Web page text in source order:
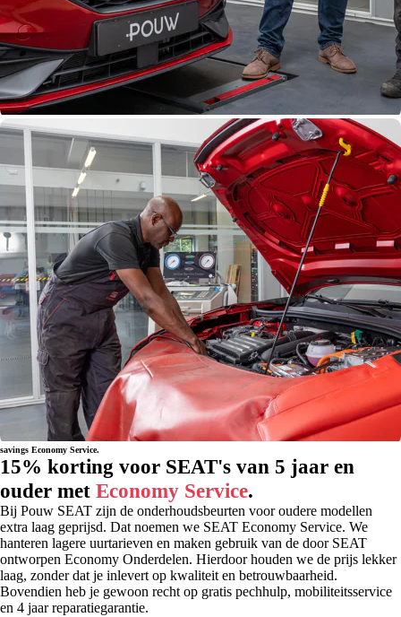
savings Economy Service.
15% korting voor SEAT's van 5 jaar en
ouder met Economy Service.
Bij Pouw SEAT zijn de onderhoudsbeurten voor oudere modellen
extra laag geprijsd. Dat noemen we SEAT Economy Service. We
hanteren lagere uurtarieven en maken gebruik van de door SEAT
ontworpen Economy Onderdelen. Hierdoor houden we de prijs lekker
laag, zonder dat je inlevert op kwaliteit en betrouwbaarheid.
Bovendien heb je gewoon recht op gratis pechhulp, mobiliteitsservice
en 4 jaar reparatiegarantie.